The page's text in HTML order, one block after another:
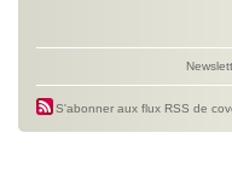
S'abonner aux flux RSS de